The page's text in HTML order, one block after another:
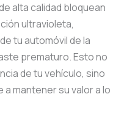
alta calidad bloquean
ultravioleta,
tu automóvil de la
prematuro. Esto no
de tu vehículo, sino
mantener su valor a lo